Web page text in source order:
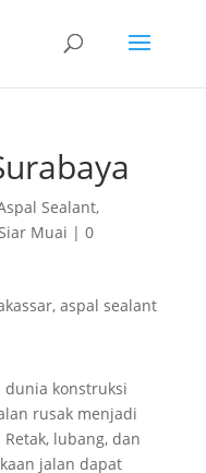
Sealant,
Muai | 0
dunia konstruksi
rusak menjadi
lubang, dan
jalan dapat